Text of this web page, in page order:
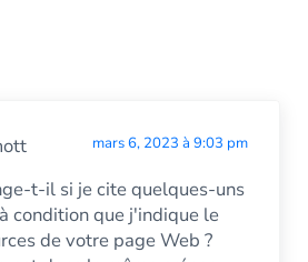
mars 6, 2023 à 9:03 pm
t-il si je cite quelques-uns
condition que j'indique le
de votre page Web ?